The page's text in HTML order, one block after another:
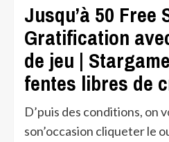
Jusqu’à 50 Free
Gratification
de jeu |
fentes libres de
D’puis des conditions, on
son’occasion cliqueter le